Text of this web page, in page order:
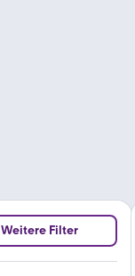
Weitere Filter